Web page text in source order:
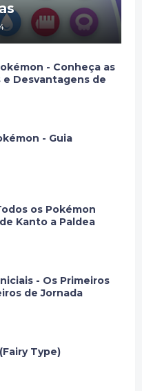
- Conheça as
e Desvantagens de
- Guia
os Pokémon
Kanto a Paldea
- Os Primeiros
de Jornada
Type)